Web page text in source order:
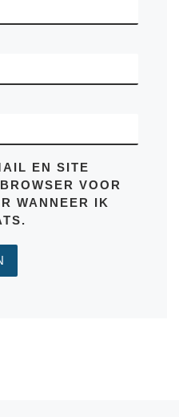
EN SITE
VOOR
WANNEER IK